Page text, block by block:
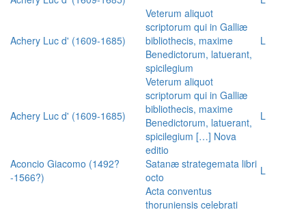
Achery Luc d' (1609-1685)
Veterum aliquot
scriptorum qui in Galliæ
bibliothecis, maxime
Benedictorum, latuerant,
spicilegium
L
Achery Luc d' (1609-1685)
Veterum aliquot
scriptorum qui in Galliæ
bibliothecis, maxime
Benedictorum, latuerant,
spicilegium […] Nova
editio
L
Aconcio Giacomo (1492?
-1566?)
Satanæ strategemata libri
octo
L
Acta conventus
thoruniensis celebrati